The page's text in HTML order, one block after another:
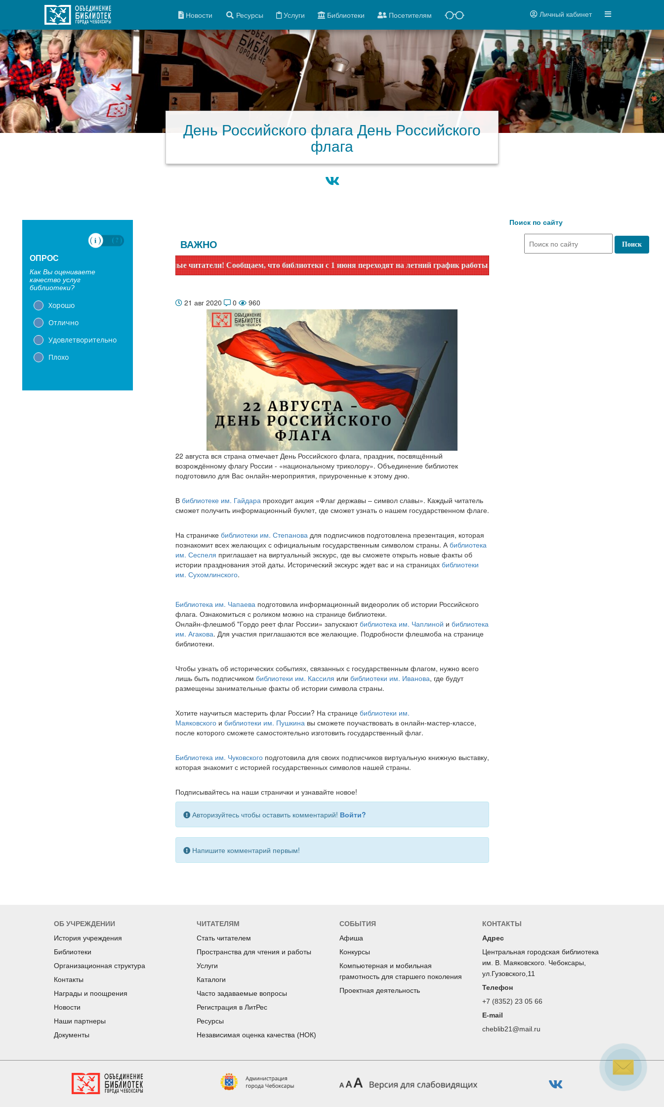
Новости Ресурсы Услуги Библиотеки Посетителям Личный кабинет
День Российского флага День Российского
флага
ОПРОС
Как Вы оцениваете
качество услуг
библиотеки?
Хорошо
Отлично
Удовлетворительно
Плохо
ВАЖНО
Уважаемые читатели! Сообщаем, что библиотеки с 1 июня переходят на летний график работы. Уточняйте время работы по номеру телефона или на
21 авг 2020 0 960
22 августа вся страна отмечает День Российского флага, праздник, посвящённый
возрождённому флагу России - «национальному триколору». Объединение библиотек
подготовило для Вас онлайн-мероприятия, приуроченные к этому дню.
В библиотеке им. Гайдарапроходит акция «Флаг державы – символ славы». Каждый читатель
сможет получить информационный буклет, где сможет узнать о нашем государственном флаге.
На страничке библиотеки им. Степановадля подписчиков подготовлена презентация, которая
познакомит всех желающих с официальным государственным символом страны. Абиблиотека
им. Сеспеля приглашает на виртуальный экскурс, где вы сможете открыть новые факты об
истории празднования этой даты. Исторический экскурс ждет вас и на страницах библиотеки
им. Сухомлинского.
Библиотека им. Чапаеваподготовила информационный видеоролик об истории Российского
флага. Ознакомиться с роликом можно на странице библиотеки.
Онлайн-флешмоб "Гордо реет флаг России» запускаютбиблиотека им. Чаплиной и библиотека
им. Агакова. Для участия приглашаются все желающие. Подробности флешмоба на странице
библиотеки.
Чтобы узнать об исторических событиях, связанных с государственным флагом, нужно всего
лишь быть подписчиком библиотеки им. Кассиля или библиотеки им. Иванова, где будут
размещены занимательные факты об истории символа страны.
Хотите научиться мастерить флаг России? На странице библиотеки им.
Маяковскогои библиотеки им. Пушкинавы сможете поучаствовать в онлайн-мастер-классе,
после которого сможете самостоятельно изготовить государственный флаг.
Библиотека им. Чуковскогоподготовила для своих подписчиков виртуальную книжную выставку,
которая знакомит с историей государственных символов нашей страны.
Подписывайтесь на наши странички и узнавайте новое!
Авторизуйтесь чтобы оставить комментарий! Войти?
Напишите комментарий первым!
Поиск по сайту
ОБ УЧРЕЖДЕНИИ
История учреждения
Библиотеки
Организационная структура
Контакты
Награды и поощрения
Новости
Наши партнеры
Документы
ЧИТАТЕЛЯМ
Стать читателем
Пространства для чтения и работы
Услуги
Каталоги
Часто задаваемые вопросы
Регистрация в ЛитРес
Ресурсы
Независимая оценка качества (НОК)
СОБЫТИЯ
Афиша
Конкурсы
Компьютерная и мобильная
грамотность для старшего поколения
Проектная деятельность
КОНТАКТЫ
Адрес
Центральная городская библиотека
им. В. Маяковского. Чебоксары,
ул.Гузовского,11
Телефон
+7 (8352) 23 05 66
E-mail
cheblib21@mail.ru